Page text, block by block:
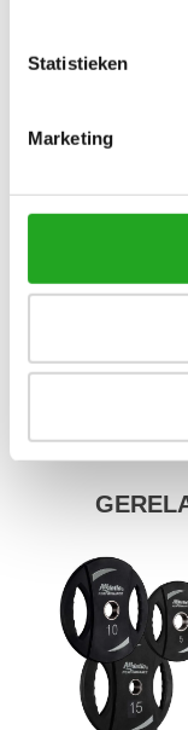
Statistieken
Marketing
Diameter grip
Diameter weights
Gewicht